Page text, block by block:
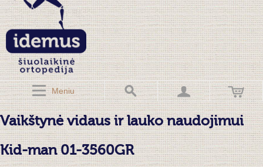
Meniu
Vaikštynė vidaus ir lauko naudojimui
Kid-man 01-3560GR